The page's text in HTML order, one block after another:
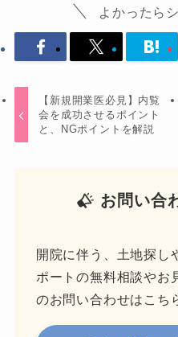
よかったら
【新規開業医必見】内覧
会を成功させるポイント
と、NGポイントを解説
お問い合
開院に伴う、土地探し
ポートの無料相談やお
のお問い合わせはこち